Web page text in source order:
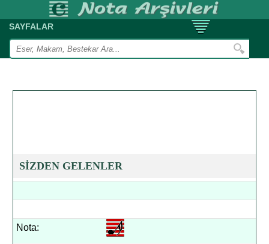
SAYFALAR
SİZDEN GELENLER
Nota: